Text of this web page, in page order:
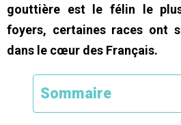
gouttière est le félin le
foyers, certaines races ont
dans le cœur des Français.
Sommaire